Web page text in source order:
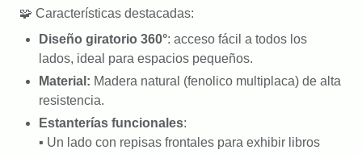
🧩 Características destacadas:
Diseño giratorio 360°: acceso fácil a todos los
lados, ideal para espacios pequeños.
Material: Madera natural (fenolico multiplaca) de alta
resistencia.
Estanterías funcionales:
▪ Un lado con repisas frontales para exhibir libros